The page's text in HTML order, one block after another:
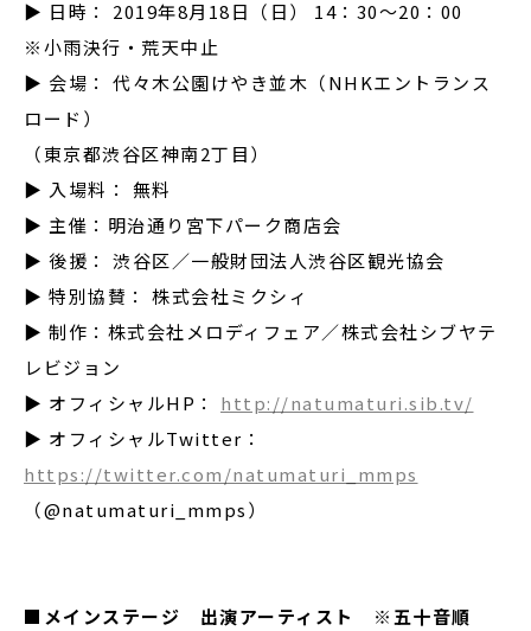
▶ 日時： 2019年8月18日（日） 14：30～20：00
※小雨決行・荒天中止
▶ 会場： 代々木公園けやき並木（NHKエントランス
ロード）
（東京都渋谷区神南2丁目）
▶ 入場料： 無料
▶ 主催：明治通り宮下パーク商店会
▶ 後援： 渋谷区／一般財団法人渋谷区観光協会
▶ 特別協賛： 株式会社ミクシィ
▶ 制作：株式会社メロディフェア／株式会社シブヤテ
レビジョン
▶ オフィシャルHP： http://natumaturi.sib.tv/
▶ オフィシャルTwitter：
https://twitter.com/natumaturi_mmps
（@natumaturi_mmps）
■ メインステージ 出演アーティスト ※ 五十音順